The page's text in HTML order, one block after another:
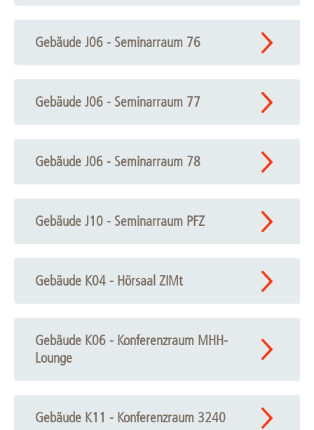
Gebäude J06 - Seminarraum 76
Gebäude J06 - Seminarraum 77
Gebäude J06 - Seminarraum 78
Gebäude J10 - Seminarraum PFZ
Gebäude K04 - Hörsaal ZIMt
Gebäude K06 - Konferenzraum MHH-
Lounge
Gebäude K11 - Konferenzraum 3240